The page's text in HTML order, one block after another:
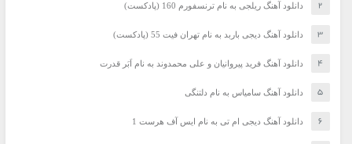
دانلود آهنگ ریلجی به نام ترنسفورم 160 (پادکست)
دانلود آهنگ دیجی باربد به نام تهران فیت 55 (پادکست)
دانلود آهنگ فرید پیروانیان و علی محمدوند به نام اَبَر قدرت
دانلود آهنگ سامیاس به نام دلتنگی
دانلود آهنگ دیجی ام تی به نام ایس آف هرست 1